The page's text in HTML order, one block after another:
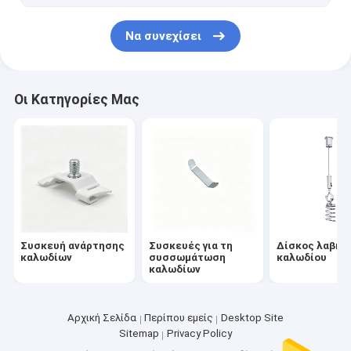
καλώδιο ασφαλείας ελατηρίου επέκτασης
Ηχητικό σύστημα ανάρτησης οροφής
Δαχτυλίδια Ring Sling
Να συνεχίσει
Οι Κατηγορίες Μας
Συσκευή ανάρτησης
καλωδίων
Συσκευές για τη
συσσωμάτωση
καλωδίων
Δίσκος λαβής
καλωδίου
Αρχική Σελίδα Περίπου εμείς
Desktop Site
Sitemap
Privacy Policy